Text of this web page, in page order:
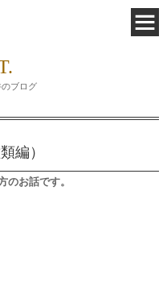
ブログ
編）
のお話です。